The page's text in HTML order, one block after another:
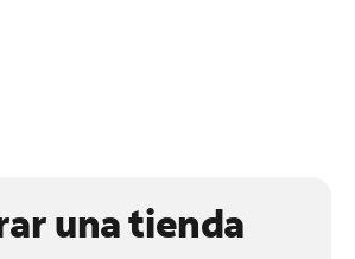
una tienda